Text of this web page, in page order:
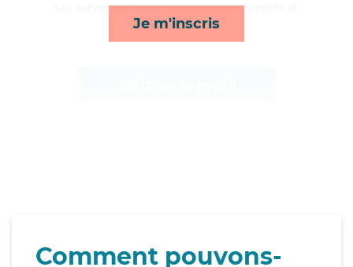
Je m'inscris
ses services de mobilité, repas, transports et
surveillance de nuit*
Comment pouvons-